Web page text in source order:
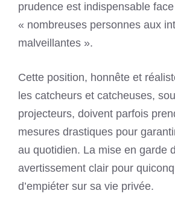
prudence est indispensable
« nombreuses personnes aux
malveillantes ».
Cette position, honnête et
les catcheurs et catcheuses,
projecteurs, doivent parfois
mesures drastiques pour
au quotidien. La mise en garde
avertissement clair pour
d’empiéter sur sa vie privée.